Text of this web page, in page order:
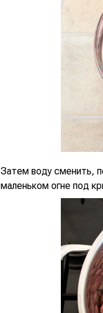
Затем воду сменить,
маленьком огне под